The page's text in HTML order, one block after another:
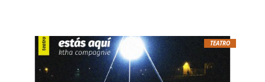
TEATRO